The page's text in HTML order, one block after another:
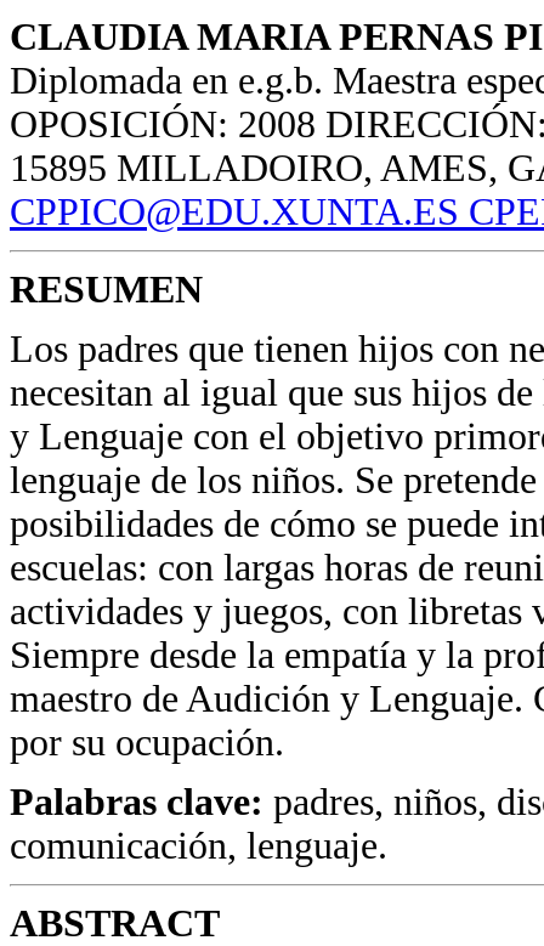
CLAUDIA MARIA PERNAS
Diplomada en e.g.b. Maestra
OPOSICIÓN: 2008
15895 MILLADOIRO, AMES,
CPPICO@EDU.XUNTA.ES
RESUMEN
Los padres que tienen hijos con
necesitan al igual que sus hijos
y Lenguaje con el objetivo
lenguaje de los niños. Se
posibilidades de cómo se puede
escuelas: con largas horas de
actividades y juegos, con libretas
Siempre desde la empatía y la
maestro de Audición y Lenguaje.
por su ocupación.
Palabras clave: padres, niños,
comunicación, lenguaje.
ABSTRACT